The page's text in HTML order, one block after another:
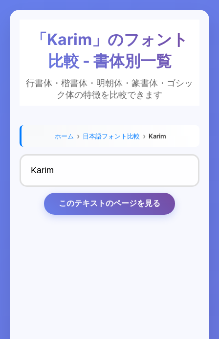
「Karim」のフォント
比較 - 書体別一覧
行書体・楷書体・明朝体・篆書体・ゴシッ
ク体の特徴を比較できます
ホーム 日本語フォント比較 Karim
このテキストのページを見る